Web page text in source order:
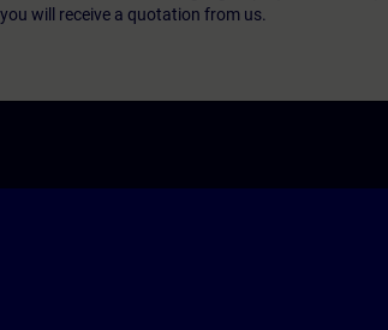
will receive a quotation from us.